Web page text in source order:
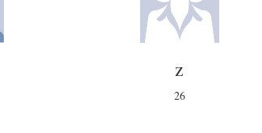
z
26